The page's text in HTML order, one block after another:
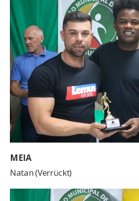
MEIA
Natan (Verrückt)